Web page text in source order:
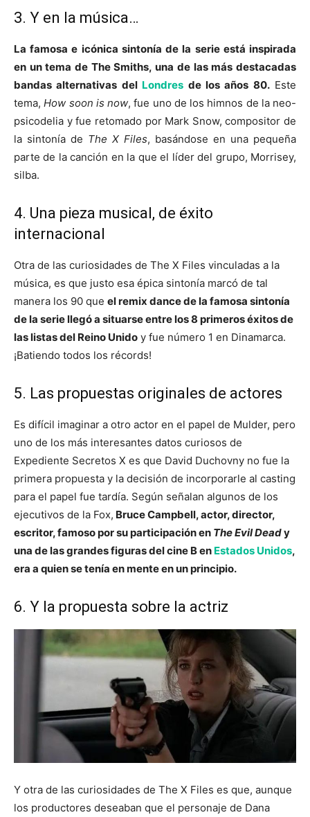
3. Y en la música…
La famosa e icónica sintonía de la serie está inspirada
en un tema de The Smiths, una de las más destacadas
bandas alternativas del Londres de los años 80.Este
tema,How soon is now, fue uno de los himnos de la neo-
psicodelia y fue retomado por Mark Snow, compositor de
la sintonía de The X Files, basándose en una pequeña
parte de la canción en la que el líder del grupo, Morrisey,
silba.
4. Una pieza musical, de éxito
internacional
Otra de las curiosidades de The X Files vinculadas a la
música, es que justo esa épica sintonía marcó de tal
manera los 90 que el remix dance de la famosa sintonía
de la serie llegó a situarse entre los 8 primeros éxitos de
las listas del Reino Unido y fue número 1 en Dinamarca.
¡Batiendo todos los récords!
5. Las propuestas originales de actores
Es difícil imaginar a otro actor en el papel de Mulder, pero
uno de los más interesantes datos curiosos de
Expediente Secretos X es que David Duchovny no fue la
primera propuesta y la decisión de incorporarle al casting
para el papel fue tardía. Según señalan algunos de los
ejecutivos de la Fox, Bruce Campbell, actor, director,
escritor, famoso por su participación en The Evil Deady
una de las grandes figuras del cine B en Estados Unidos,
era a quien se tenía en mente en un principio.
6. Y la propuesta sobre la actriz
Y otra de las curiosidades de The X Files es que, aunque
los productores deseaban que el personaje de Dana